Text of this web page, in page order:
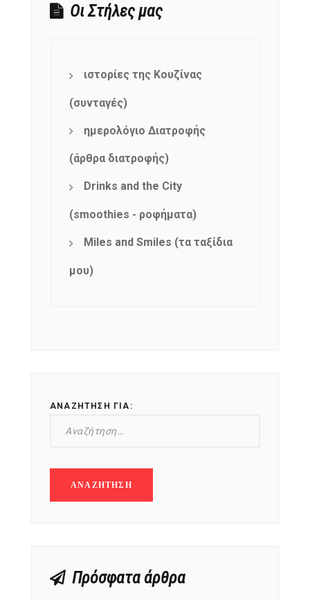
Οι Στήλες μας
ιστορίες της Κουζίνας
(συνταγές)
ημερολόγιο Διατροφής
(άρθρα διατροφής)
Drinks and the City
(smoothies - ροφήματα)
Miles and Smiles (τα ταξίδια
μου)
ΑΝΑΖΉΤΗΣΗ ΓΙΑ:
Πρόσφατα άρθρα
NEWSLETTER
Get ti
your favorite
products